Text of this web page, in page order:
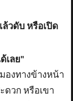
ล้วดับ หรือเปิด
เลย"
องทางข้างหน้า
ดวก หรือเขา